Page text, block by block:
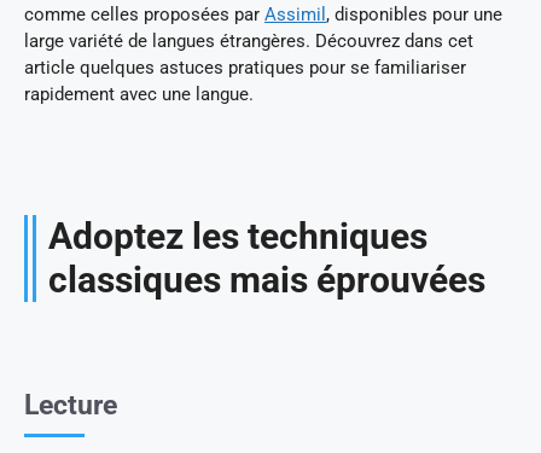
comme celles proposées par Assimil , disponibles pour une
large variété de langues étrangères. Découvrez dans cet
article quelques astuces pratiques pour se familiariser
rapidement avec une langue.
Adoptez les techniques
classiques mais éprouvées
Lecture